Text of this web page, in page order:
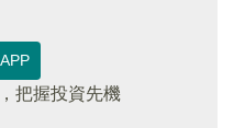
把握投資先機